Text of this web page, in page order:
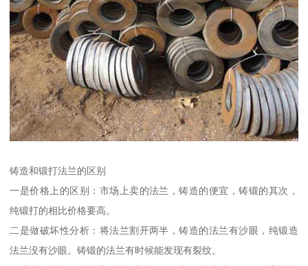
铸造和锻打法兰的区别
一是价格上的区别：市场上卖的法兰，铸造的便宜，铸锻的其次，
纯锻打的相比价格要高。
二是做破坏性分析：将法兰割开两半，铸造的法兰有沙眼，纯锻造
法兰没有沙眼。铸锻的法兰有时候能发现有裂纹。